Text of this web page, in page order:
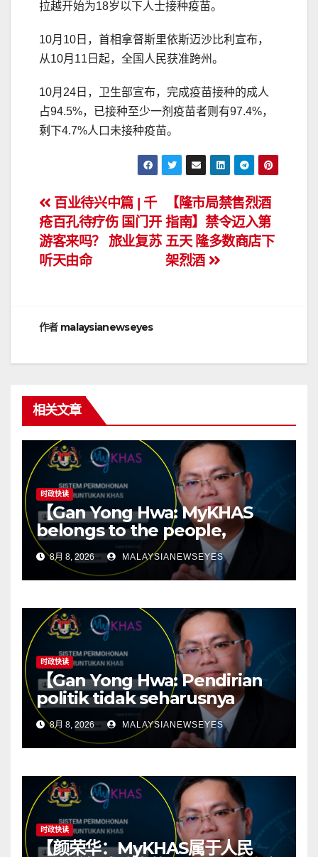
拉越开始为18岁以下人士接种疫苗。
10月10日，首相拿督斯里依斯迈沙比利宣布，
从10月11日起，全国人民获准跨州。
10月24日，卫生部宣布，完成疫苗接种的成人
占94.5%，已接种至少一剂疫苗者则有97.4%，
剩下4.7%人口未接种疫苗。
文
章
导
【隆市局禁售烈酒
指南】禁令迈入第
五天 隆多数商店下
架烈酒
百业待兴中篇 | 千
疮百孔待疗伤 国门开
游客来吗？ 旅业复苏
听天由命
作者 malaysianewseyes
相关文章
时政快读
【Gan Yong Hwa: MyKHAS
belongs to the people,
Political positions should not
determine constituency
resources】
8月 8, 2026 MALAYSIANEWSEYES
时政快读
【Gan Yong Hwa: Pendirian
politik tidak seharusnya
menentukan sumber
kawasan; ketelusan asas
kepada politik yang sihat】
8月 8, 2026 MALAYSIANEWSEYES
时政快读
【颜荣华：MyKHAS属于人民